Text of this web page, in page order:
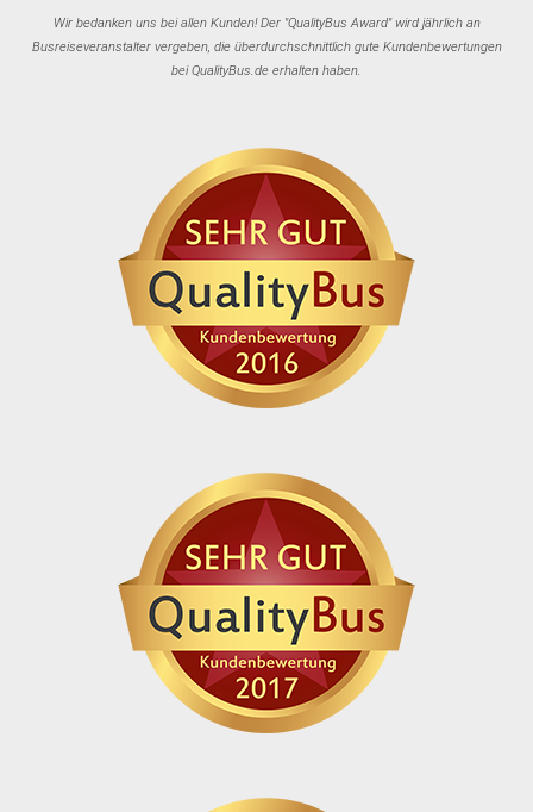
Wir bedanken uns bei allen Kunden! Der "QualityBus Award" wird jährlich an
Busreiseveranstalter vergeben, die überdurchschnittlich gute Kundenbewertungen
bei QualityBus.de erhalten haben.